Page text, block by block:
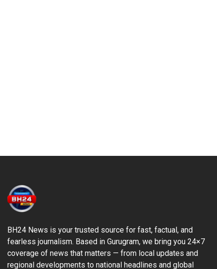
BH24 News is your trusted source for fast, factual, and
fearless journalism. Based in Gurugram, we bring you 24×7
coverage of news that matters — from local updates and
regional developments to national headlines and global